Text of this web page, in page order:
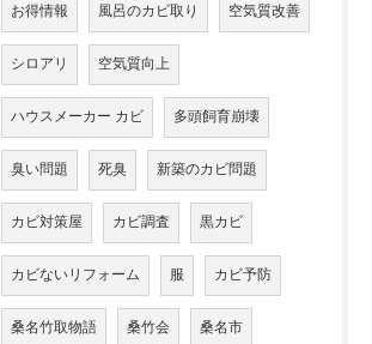
お得情報 風呂のカビ取り 空気質改善
シロアリ 空気質向上
ハウスメーカー カビ 多頭飼育崩壊
臭い問題 死臭 新築のカビ問題
カビ対策屋 カビ調査 黒カビ
カビないリフォーム 服 カビ予防
桑名竹取物語 桑竹会 桑名市